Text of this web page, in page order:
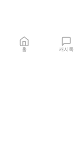
홈 캐시톡